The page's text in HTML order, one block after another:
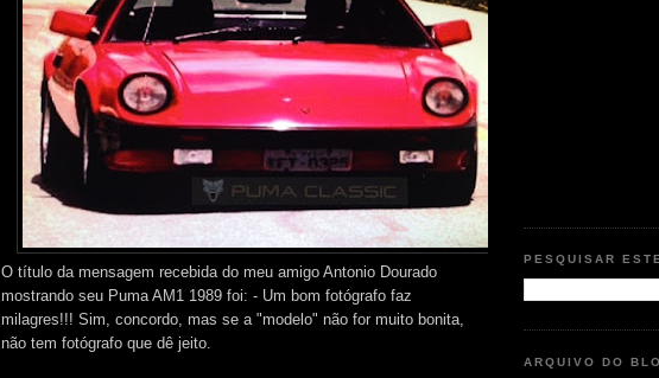
O título da mensagem recebida do meu amigo Antonio Dourado
mostrando seu Puma AM1 1989 foi: - Um bom fotógrafo faz
milagres!!! Sim, concordo, mas se a "modelo" não for muito bonita,
não tem fotógrafo que dê jeito.
PESQUISAR
ARQUIVO DO